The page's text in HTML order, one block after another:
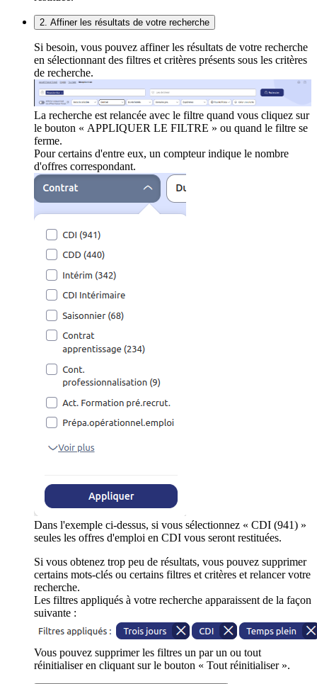
2. Affiner les résultats de votre recherche
Si besoin, vous pouvez affiner les résultats de votre recherche
en sélectionnant des filtres et critères présents sous les critères
de recherche.
La recherche est relancée avec le filtre quand vous cliquez sur
le bouton « APPLIQUER LE FILTRE » ou quand le filtre se
ferme.
Pour certains d'entre eux, un compteur indique le nombre
d'offres correspondant.
Dans l'exemple ci-dessus, si vous sélectionnez « CDI (941) »
seules les offres d'emploi en CDI vous seront restituées.
Si vous obtenez trop peu de résultats, vous pouvez supprimer
certains mots-clés ou certains filtres et critères et relancer votre
recherche.
Les filtres appliqués à votre recherche apparaissent de la façon
suivante :
Vous pouvez supprimer les filtres un par un ou tout
réinitialiser en cliquant sur le bouton « Tout réinitialiser ».